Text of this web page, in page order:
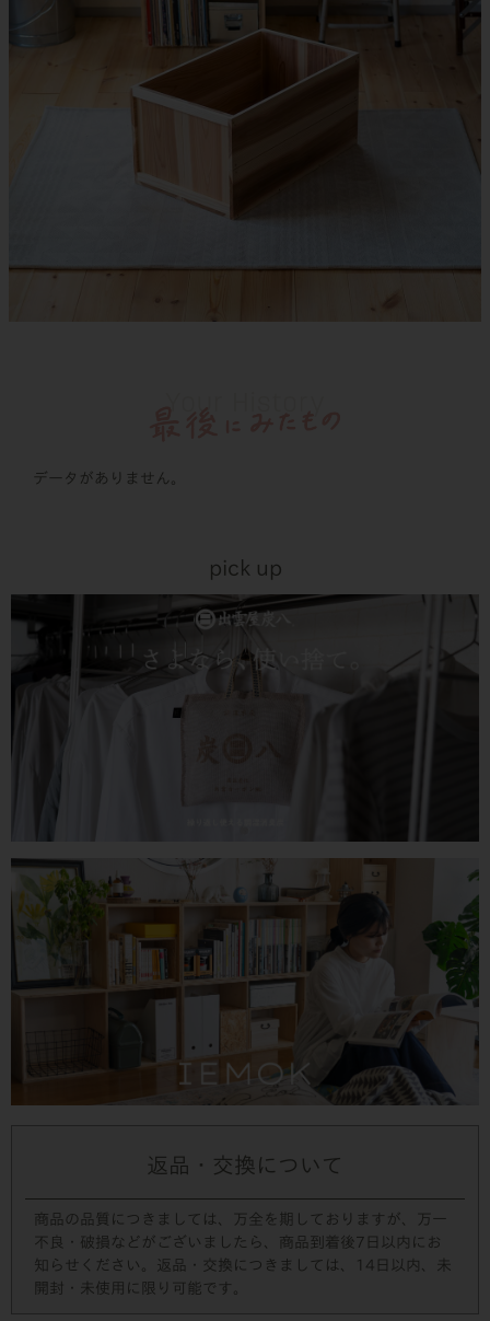
データがありません。
pick up
返品・交換について
商品の品質につきましては、万全を期しておりますが、万一
不良・破損などがございましたら、商品到着後7日以内にお
知らせください。返品・交換につきましては、14日以内、未
開封・未使用に限り可能です。